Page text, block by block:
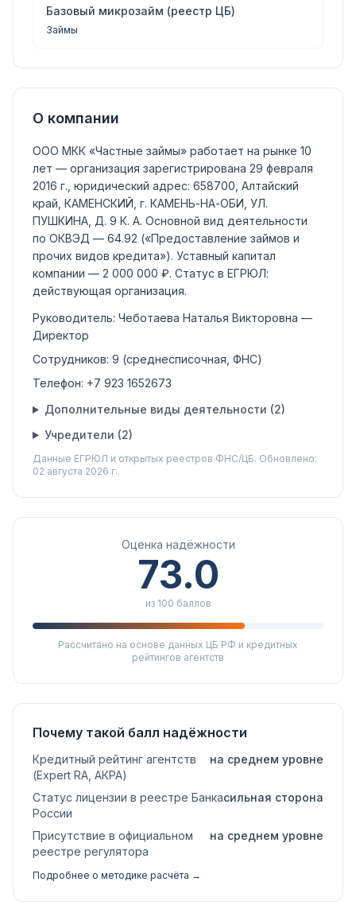
Базовый микрозайм (реестр ЦБ)
Займы
О компании
ООО МКК «Частные займы» работает на рынке 10
лет — организация зарегистрирована 29 февраля
2016 г., юридический адрес: 658700, Алтайский
край, КАМЕНСКИЙ, г. КАМЕНЬ-НА-ОБИ, УЛ.
ПУШКИНА, Д. 9 К. А. Основной вид деятельности
по ОКВЭД — 64.92 («Предоставление займов и
прочих видов кредита»). Уставный капитал
компании — 2 000 000 ₽. Статус в ЕГРЮЛ:
действующая организация.
Руководитель: Чеботаева Наталья Викторовна —
Директор
Сотрудников: 9 (среднесписочная, ФНС)
Телефон: +7 923 1652673
Дополнительные виды деятельности (2)
Учредители (2)
Данные ЕГРЮЛ и открытых реестров ФНС/ЦБ. Обновлено:
02 августа 2026 г..
Оценка надёжности
73.0
из 100 баллов
Рассчитано на основе данных ЦБ РФ и кредитных
рейтингов агентств
Почему такой балл надёжности
Кредитный рейтинг агентств
(Expert RA, АКРА)
на среднем уровне
Статус лицензии в реестре Банка
России
сильная сторона
Присутствие в официальном
реестре регулятора
на среднем уровне
Подробнее о методике расчёта →